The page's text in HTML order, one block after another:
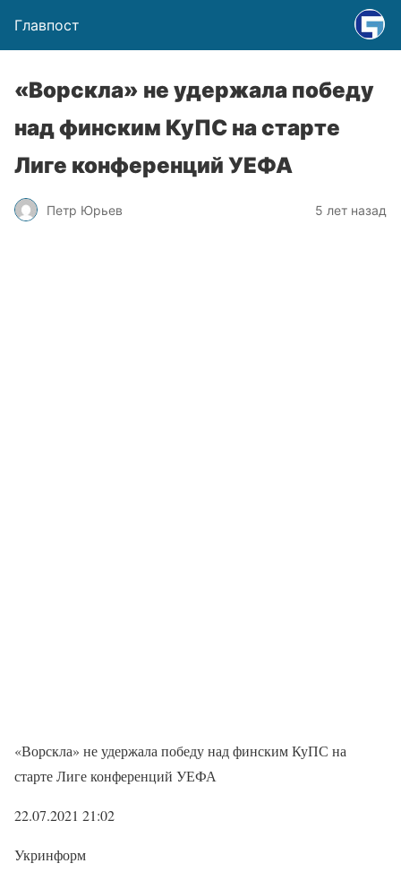
Главпост
«Ворскла» не удержала победу
над финским КуПС на старте
Лиге конференций УЕФА
Петр Юрьев 5 лет назад
«Ворскла» не удержала победу над финским КуПС на
старте Лиге конференций УЕФА
22.07.2021 21:02
Укринформ